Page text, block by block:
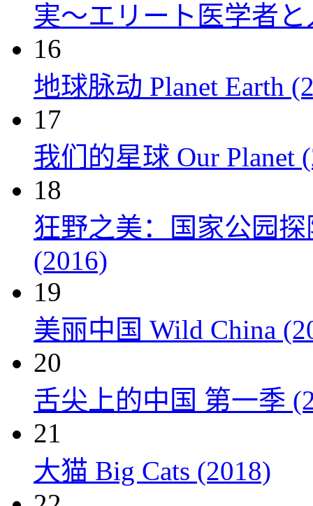
実～エリート医学者
16
地球脉动 Planet Earth
17
我们的星球 Our Planet
18
狂野之美：国家公园探
(2016)
19
美丽中国 Wild China
20
舌尖上的中国 第一季
21
大猫 Big Cats (2018)